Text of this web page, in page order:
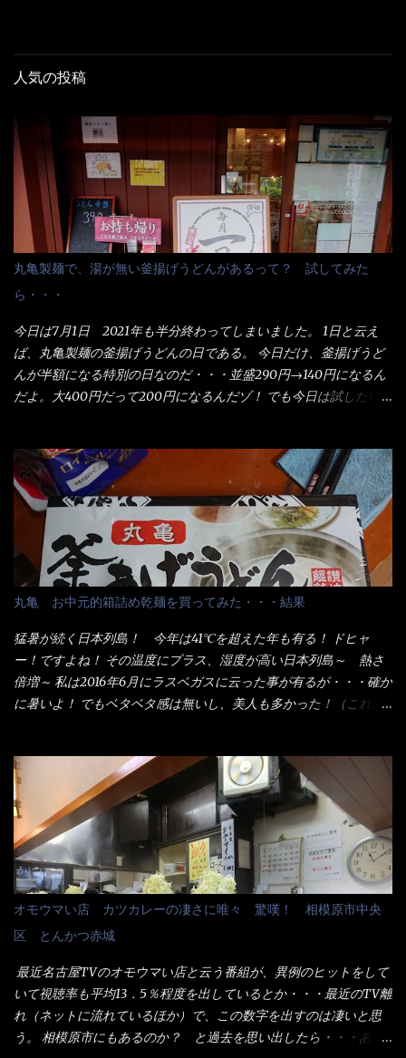
人気の投稿
丸亀製麺で、湯が無い釜揚げうどんがあるって？ 試してみた
ら・・・
今日は7月1日 2021年も半分終わってしまいました。 1日と云え
ば、丸亀製麺の釜揚げうどんの日である。 今日だけ、釜揚げうど
んが半額になる特別の日なのだ・・・並盛290円→140円になるん
だよ。大400円だって200円になるんだゾ！ でも今日は試したい
でる～ でもコレって食べきるまで湯に浸かっているわけで、最
初と最後では麺の固さというかコシが違う！ だったら湯なんか要
らないじゃん！ 茹で上げ直後の麺だけいいよ！となるでしょ
う。 事前にググって調べたら、やっぱり＜湯無し＞注文は、裏注
文方法としてあるらしい。 それと店員によっては、理解出来ない
者も居るらしい云う事。 そこでランチ混雑前に、行くのが店への
配慮でもある。 11:20 店内に入り・・・『釜揚げうどん得を湯ナ
シで！』と注文したら、近場にいたオッサン店員はキョトンとし
た顔『湯なし？』（これだ全く理解していないな） すると茹で方
の若い女性店員が『いい！いい！！』とオッサンを向こうへやっ
た。 でサッサと、木桶を用意してうどんだけ入れて出して来まし
た。 な～るほど、この事か・・・ で今日の2021年後半1回目のサ
＞サイズを食べられるか？である。 前回も、大しか食べていない
からね、得がどれくらいの満腹度になるのか？ この得サイズの木
桶は、銭湯で使う洗い桶サイズだなぁ～ この木桶サイズに、満々
と湯が注がれていたら食べ進むうちに、麺が伸びてしまうだろ
う。 これなら茹で上がった直後のままで、食べ進められるじゃな
いか！ 別皿で、葱と天かすを満タンに用意して、山葵も2つ。 そ
れに湯が無い利点として、汁が薄まらない！ これだよ、こ
れ！！ 湯があると、うどんと共に汁の方へ湯までも入ってしま
う。つまりラーメンの麺にスープが絡む現象ですな。 結局、伸び
しました。 腹イッパイだけど、得サイズは全てお腹の中へ収まっ
たし満足達成度100％ 苦しいと云う事も無いな！ まだ鶏天1個位
は入りそうだね。 と云う事で、今回＜釜揚げうどんの湯無し＞を
試したら、確...
丸亀 お中元的箱詰め乾麺を買ってみた・・・結果
猛暑が続く日本列島！ 今年は41℃を超えた年も有る！ ドヒャ
ー！ですよね！ その温度にプラス、湿度が高い日本列島～ 熱さ
倍増～ 私は2016年6月にラスベガスに云った事が有るが・・・確か
に暑いよ！ でもベタベタ感は無いし、美人も多かった！（これは
中元は、丁度お盆の夏場に日頃お世話になっている方への＜ご挨
拶＞としての贈り物の習慣です。 今では、大分廃れてしまってい
るかと・・・小生もお中元やお歳暮など送った事は無い！（キッ
パリ） まぁ～この慣習が残っているのは、官公庁や超大手企業戦
士（昇進目的）などの世界でしょう。 要は、ゴマスリ・・・てな
感じかな。 丸亀製麺と云えば、大阪誕生→全国区（北海道と沖縄
は？）へ広がった、讃岐饂飩チェーン店大手といっても過言では
無いでしょう。 各店舗で、毎日饂飩を打っているので饂飩好きの
方には店舗に寄って違う！と云う人も居るらしい・・ そんな大手
讃岐饂飩チェーン店と関係があるのか？ 箱詰め乾麺！ このパッ
ケージからすれば、間違いなく贈答用目的でしょう。 そんな贈答
用箱詰め饂飩・・・またもやメガドンキで発見し購入！ 中身は、
この様な状態です。 乾麺の束が6束／一パックになっており、それ
オモウマい店 カツカレーの凄さに唯々 驚嘆！ 相模原市中央
区 とんかつ赤城
最近名古屋TVのオモウマい店と云う番組が、異例のヒットをして
いて視聴率も平均13．5％程度を出しているとか・・・最近のTV離
れ（ネットに流れているほか）で、この数字を出すのは凄いと思
う。 相模原市にもあるのか？ と過去を思い出したら・・・あっ